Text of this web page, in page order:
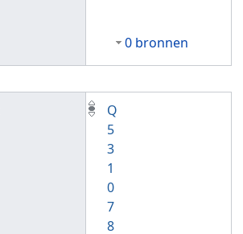
0 bronnen
Q
5
3
1
0
7
8